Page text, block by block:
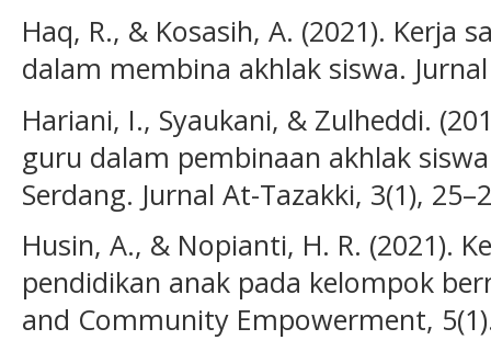
Haq, R., & Kosasih, A. (2021). Kerja
dalam membina akhlak siswa.
Hariani, I., Syaukani, & Zulheddi.
guru dalam pembinaan akhlak
Serdang. Jurnal At-Tazakki, 3(1),
Husin, A., & Nopianti, H. R. (2021).
pendidikan anak pada kelompok
and Community Empowerment,